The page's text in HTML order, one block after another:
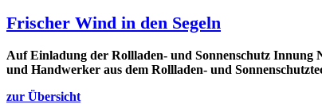
Frischer Wind in den Segeln
Auf Einladung der Rollladen- und Sonnenschutz Innung
und Handwerker aus dem Rollladen- und
zur Übersicht